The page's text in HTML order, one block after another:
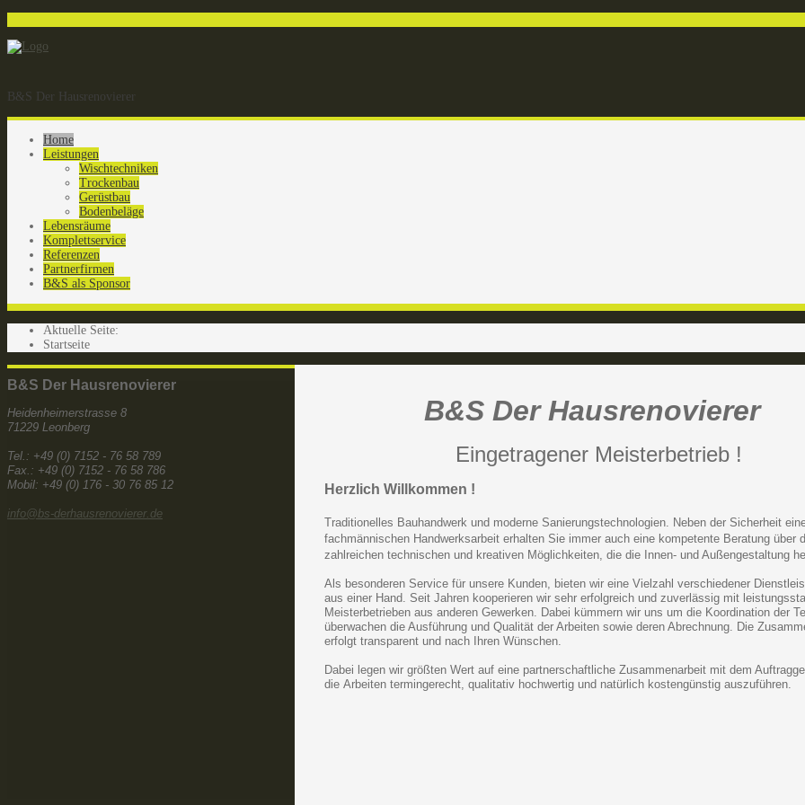
B&S Der Hausrenovierer
Home
Leistungen
Wischtechniken
Trockenbau
Gerüstbau
Bodenbeläge
Lebensräume
Komplettservice
Referenzen
Partnerfirmen
B&S als Sponsor
Aktuelle Seite:
Startseite
B&S Der Hausrenovierer
Heidenheimerstrasse 8
71229 Leonberg
Tel.: +49 (0) 7152 - 76 58 789
Fax.: +49 (0) 7152 - 76 58 786
Mobil: +49 (0) 176 - 30 76 85 12
info@bs-derhausrenovierer.de
B&S Der Hausrenovierer
Eingetragener Meisterbetrieb !
Herzlich Willkommen !
Traditionelles Bauhandwerk und moderne Sanierungstechnologien. Neben der Sicherheit
fachmännischen Handwerksarbeit erhalten Sie immer auch eine kompetente Beratung über
zahlreichen technischen und kreativen Möglichkeiten, die die Innen- und Außengestaltung
Als besonderen Service für unsere Kunden, bieten wir eine Vielzahl verschiedener
aus einer Hand. Seit Jahren kooperieren wir sehr erfolgreich und zuverlässig mit
Meisterbetrieben aus anderen Gewerken. Dabei kümmern wir uns um die Koordination der
überwachen die Ausführung und Qualität der Arbeiten sowie deren Abrechnung. Die
erfolgt transparent und nach Ihren Wünschen.
Dabei legen wir größten Wert auf eine partnerschaftliche Zusammenarbeit mit dem
die Arbeiten termingerecht, qualitativ hochwertig und natürlich kostengünstig auszuführen.